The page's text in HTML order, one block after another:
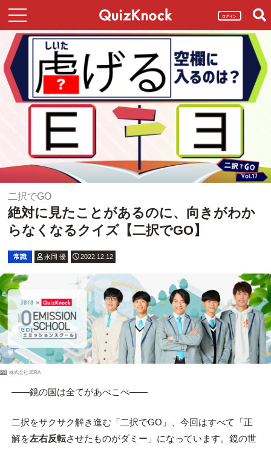
ログイン
二択でGO
絶対に見たことがあるのに、向きがわか
らなくなるクイズ【二択でGO】
常識 永岡 優 2022.12.12
PR 株式会社JERA
――鏡の国は全てがあべこべ――
二択をサクサク解き進む「二択でGO」、今回はすべて「正
解を左右反転させたものがダミー」になっています。鏡の世